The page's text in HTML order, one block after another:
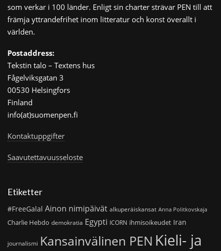
som verkar i 100 länder. Enligt sin charter strävar PEN till att
främja yttrandefrihet inom litteratur och konst överallt i
världen.
Postaddress:
Tekstin talo – Textens hus
Fågelviksgatan 3
00530 Helsingfors
Finland
info(at)suomenpen.fi
Kontaktuppgifter
Saavutettavuusseloste
Etiketter
#FreeGalal Ainon nimipäivät alkuperäiskansat Anna Politkovskaja
Charlie Hebdo demokratia Egypti ICORN ihmisoikeudet Iran
journalismi Kansainvälinen PEN Kieli- ja